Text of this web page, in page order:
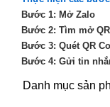
Bước 1: Mở Zalo
Bước 2: Tìm mở
Bước 3: Quét QR
Bước 4: Gửi tin
Danh mục sản